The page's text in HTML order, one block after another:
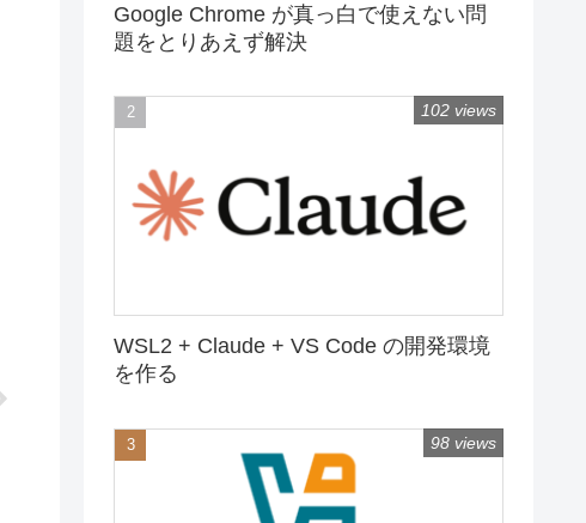
Google Chrome が真っ白で使えない問
題をとりあえず解決
WSL2 + Claude + VS Code の開発環境
を作る
102 views
98 views